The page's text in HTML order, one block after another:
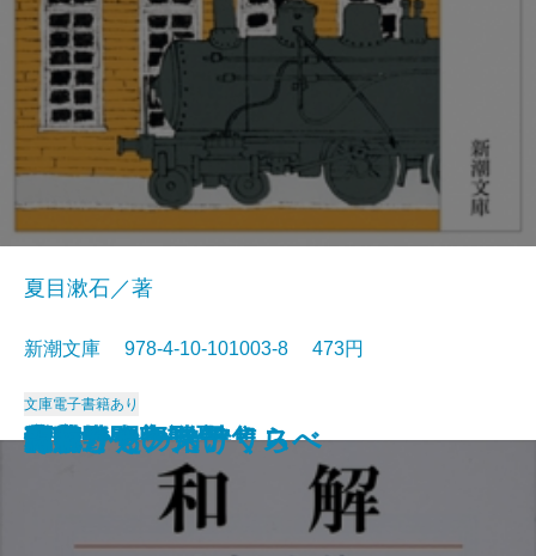
猟銃・闘牛
ヴェルレーヌ詩集
草枕
斜陽
高村光太郎詩集
歌行燈・高野聖
土
真実一路
老妓抄
坊っちゃん
夏目漱石／著
新潮文庫 978-4-10-101003-8 473円
文庫電子書籍あり
和解
ヰタ・セクスアリス
出家とその弟子
にごりえ・たけくらべ
武蔵野
白痴
青年
雁
それから
門